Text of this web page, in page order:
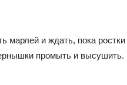
марлей и ждать, пока ростки
промыть и высушить.